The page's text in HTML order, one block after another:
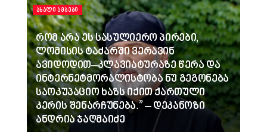
ᲐᲮᲐᲚᲘ ᲐᲛᲑᲔᲑᲘ
რომ არა ეს სასულიერო პირები,
ლომისის ტაძარში ვერავინ
ავიდოდით–კლავიატურაზე წერა და
ინტერნეტმორალისტობა ნუ გეგონება
საოკუპაციო ხაზს იქით ქართული
კერის შენარჩუნება.” – დეკანოზი
ანდრია ჯაღმაიძე